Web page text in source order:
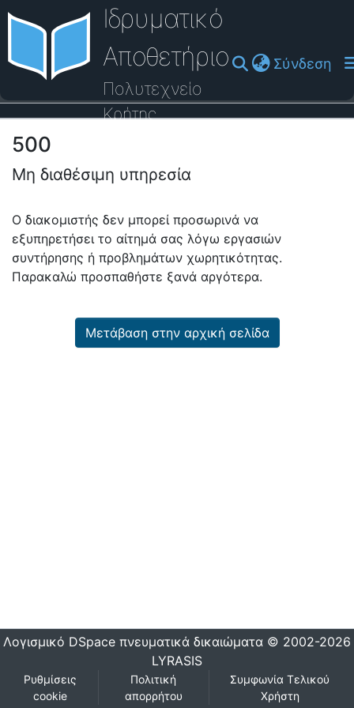
Ιδρυματικό
Αποθετήριο
Πολυτεχνείο
Κρήτης
Σύνδεση
Οδηγός Βοήθειας
500
Μη διαθέσιμη υπηρεσία
Ο διακομιστής δεν μπορεί προσωρινά να
εξυπηρετήσει το αίτημά σας λόγω εργασιών
συντήρησης ή προβλημάτων χωρητικότητας.
Παρακαλώ προσπαθήστε ξανά αργότερα.
Μετάβαση στην αρχική σελίδα
Λογισμικό DSpace πνευματικά δικαιώματα © 2002-2026
LYRASIS
Ρυθμίσεις
cookie
Πολιτική
απορρήτου
Συμφωνία Τελικού
Χρήστη